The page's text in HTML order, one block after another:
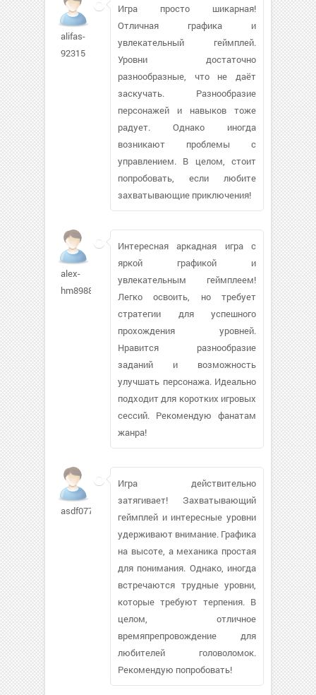
alifas-
92315
Игра просто шикарная!
Отличная графика и
увлекательный геймплей.
Уровни достаточно
разнообразные, что не даёт
заскучать. Разнообразие
персонажей и навыков тоже
радует. Однако иногда
возникают проблемы с
управлением. В целом, стоит
попробовать, если любите
захватывающие приключения!
alex-
hm89880
Интересная аркадная игра с
яркой графикой и
увлекательным геймплеем!
Легко освоить, но требует
стратегии для успешного
прохождения уровней.
Нравится разнообразие
заданий и возможность
улучшать персонажа. Идеально
подходит для коротких игровых
сессий. Рекомендую фанатам
жанра!
asdf077175
Игра действительно
затягивает! Захватывающий
геймплей и интересные уровни
удерживают внимание. Графика
на высоте, а механика простая
для понимания. Однако, иногда
встречаются трудные уровни,
которые требуют терпения. В
целом, отличное
времяпрепровождение для
любителей головоломок.
Рекомендую попробовать!